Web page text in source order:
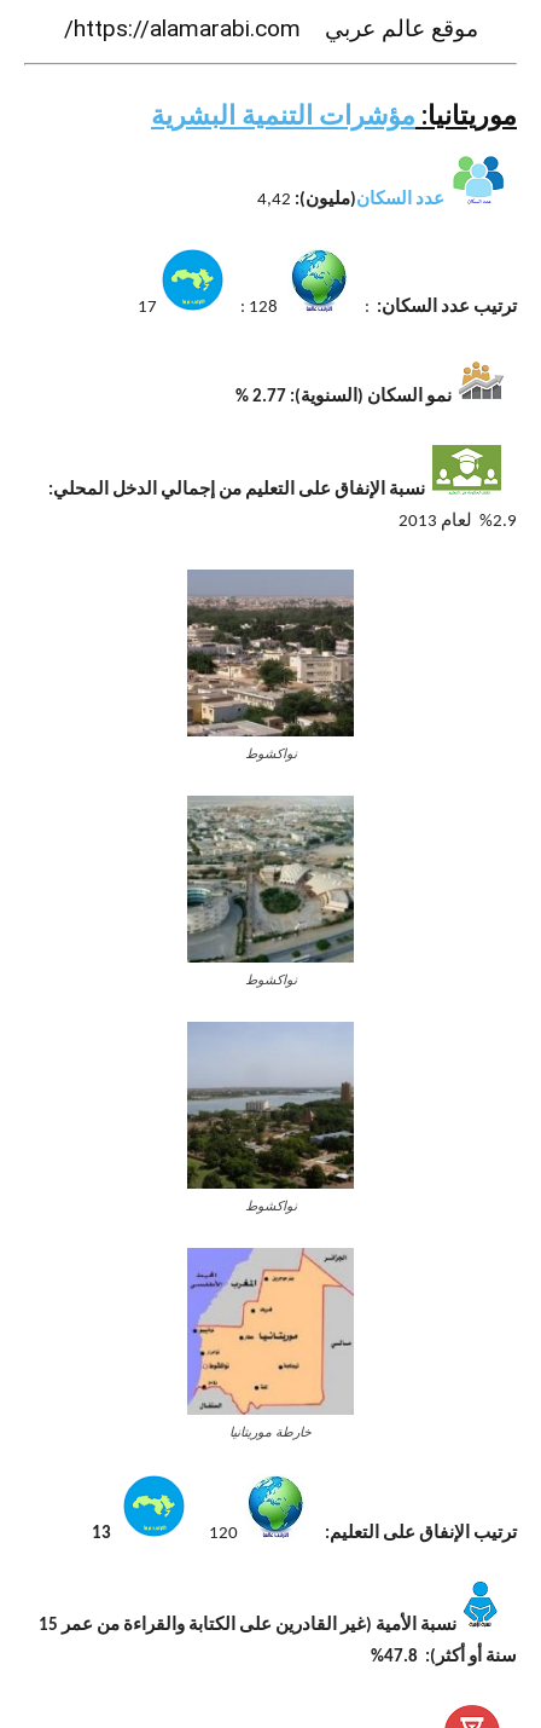
موقع عالم عربي https://alamarabi.com/
موريتانيا: مؤشرات التنمية البشرية
عدد السكان(مليون): 4,42
ترتيب عدد السكان: :
نمو السكان (السنوية): 2.77 %
نسبة الإنفاق على التعليم من إجمالي الدخل المحلي:
2.9% لعام 2013
نواكشوط
نواكشوط
نواكشوط
خارطة موريتانيا
ترتيب الإنفاق على التعليم:
نسبة الأمية (غير القادرين على الكتابة والقراءة من عمر 15
سنة أو أكثر): 47.8%